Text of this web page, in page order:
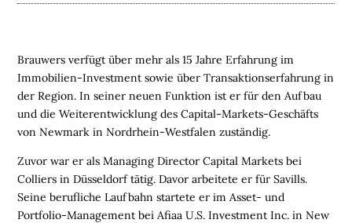
S
T
I
K
I
M
M
O
B
Brauwers verfügt über mehr als 15 Jahre Erfahrung im
Immobilien-Investment sowie über Transaktionserfahrung in
der Region. In seiner neuen Funktion ist er für den Aufbau
und die Weiterentwicklung des Capital-Markets-Geschäfts
von Newmark in Nordrhein-Westfalen zuständig.
Zuvor war er als Managing Director Capital Markets bei
Colliers in Düsseldorf tätig. Davor arbeitete er für Savills.
Seine berufliche Laufbahn startete er im Asset- und
Portfolio-Management bei Afiaa U.S. Investment Inc. in New